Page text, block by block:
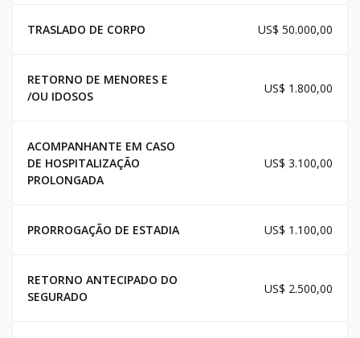
TRASLADO DE CORPO US$ 50.000,00
RETORNO DE MENORES E
/OU IDOSOS
US$ 1.800,00
ACOMPANHANTE EM CASO
DE HOSPITALIZAÇÃO
PROLONGADA
US$ 3.100,00
PRORROGAÇÃO DE ESTADIA US$ 1.100,00
RETORNO ANTECIPADO DO
SEGURADO
US$ 2.500,00